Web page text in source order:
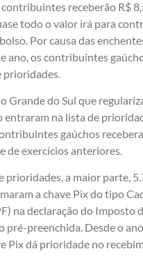
receberão R$
todo o valor irá para
Por causa das
ano, os contribuintes
prioridades.
Grande do Sul que
entraram na lista de
gaúchos
de exercícios anteriores.
prioridades, a maior parte,
a chave Pix do tipo
na declaração do Imposto
pré-preenchida. Desde o
Pix dá prioridade no